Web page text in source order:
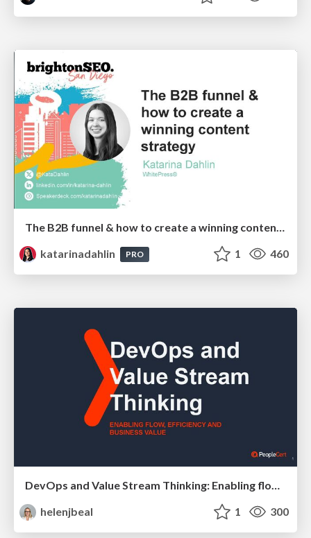
The B2B funnel & how to create a winning content strategy
katarinadahlin
PRO 1 460
DevOps and Value Stream Thinking: Enabling flow, efficiency and business value
helenjbeal
1 300